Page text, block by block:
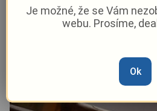
Marie Osvaldová –16. 9. 2025|
Je možné, že se Vám
webu. Prosíme,
Ok